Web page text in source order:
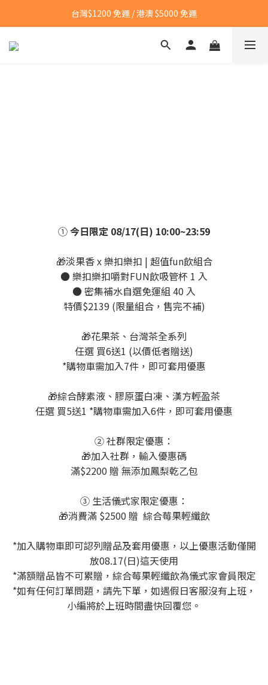
台灣$1200 免運 / 港澳 $5000 免運
台灣$1200 免運 / 港澳 $5000 免運
【點我👉】加入LINE，立即領取首購優惠碼
①今日限定 08/17(日) 10:00~23:59
🎁淡果香 x 樂扣樂扣 | 超值fun飲組合
● 樂扣樂扣嚼對FUN飲吸管杯 1 入
● 密集補水自選免運組 40 入
特價$2139 (限量組合，售完不補)
🎁花果茶、台灣茶全系列
任選 買6送1 (以價低者贈送)
*購物車需加入7件，即可套用優惠
🎁綜合酵素液、膠原蛋白凍、漢方輕盈茶
任選 買5送1 *購物車需加入6件，即可套用優惠
② 社群限定優惠：
🎁加入社群，輸入優惠碼
滿$2200 贈 無添加鳳梨乾乙包
③ 生活儀式家限定優惠：
🎁消費滿 $2500 贈 綜合莓果輕纖飲
*加入購物車即可認列贈品及套用優惠，以上優惠活動僅開
放08.17(日)這天使用
*滿額贈品皆不可累贈，綜合莓果輕纖飲為儀式家會員限定
*如有任何訂單問題，請先下單，如遇假日客服沒有上班，
小編將於上班時間盡快回覆您。